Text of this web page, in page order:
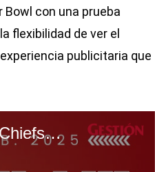
con una prueba
flexibilidad de ver el
publicitaria que
Philadelphia Eagles vs Kansas City Chiefs por el Super Bowl 2025